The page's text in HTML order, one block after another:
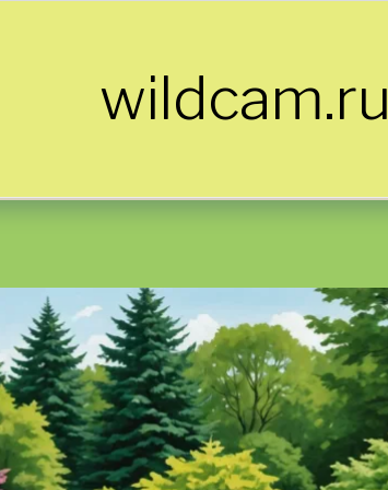
wildcam.ru